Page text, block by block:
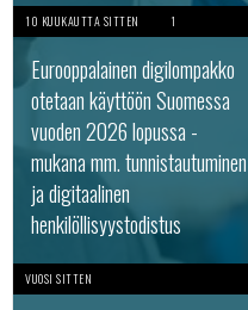
10 KUUKAUTTA SITTEN 1
Eurooppalainen digilompakko
otetaan käyttöön Suomessa
vuoden 2026 lopussa -
mukana mm. tunnistautuminen
ja digitaalinen
henkilöllisyystodistus
VUOSI SITTEN